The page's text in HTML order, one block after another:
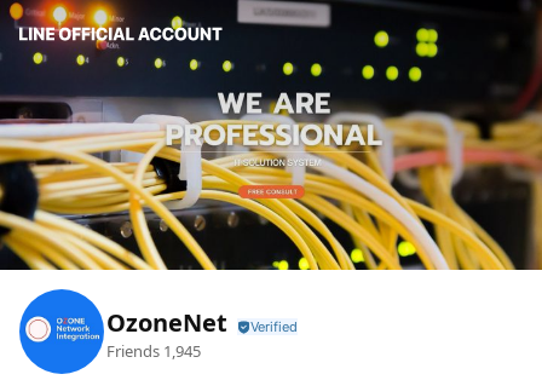
OzoneNet
Friends 1,945